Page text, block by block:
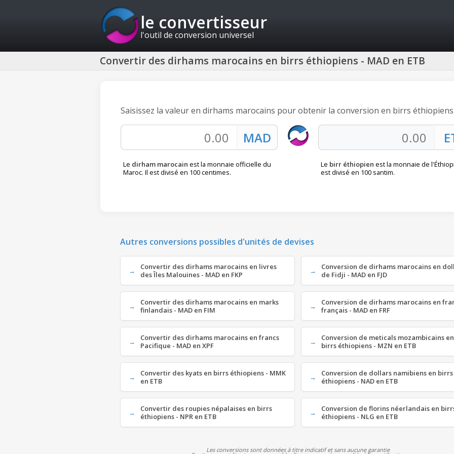
le convertisseur
l'outil de conversion universel
Convertir des dirhams marocains en birrs éthiopiens - MAD en ETB
Saisissez la valeur en dirhams marocains pour obtenir la conversion en birrs éthiopiens
Le dirham marocain est la monnaie officielle du
Maroc. Il est divisé en 100 centimes.
Le birr éthiopien est la monnaie de
est divisé en 100 santim.
Autres conversions possibles d'unités de devises
Convertir des dirhams marocains en livres
des Îles Malouines - MAD en FKP
Conversion de dirhams marocains en
de Fidji - MAD en FJD
Convertir des dirhams marocains en marks
finlandais - MAD en FIM
Conversion de dirhams marocains en
français - MAD en FRF
Convertir des dirhams marocains en francs
Pacifique - MAD en XPF
Conversion de meticals mozambicains en
birrs éthiopiens - MZN en ETB
Convertir des kyats en birrs éthiopiens - MMK
en ETB
Conversion de dollars namibiens en birrs
éthiopiens - NAD en ETB
Convertir des roupies népalaises en birrs
éthiopiens - NPR en ETB
Conversion de florins néerlandais en
éthiopiens - NLG en ETB
Les conversions sont données à titre indicatif et sans aucune garantie